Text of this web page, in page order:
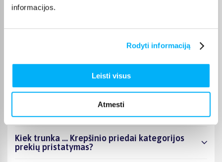
informacijos.
Rodyti informaciją
Leisti visus
Atmesti
Kokie ... Krepšinio priedai kategorijoje esantys
produktai šiuo metu populiariausi?
Kiek prekių yra ... Krepšinio priedai kategorijos
Ar BIGBOX.LT galima rasti akcijų ... Krepšinio
priedai kategorijoje?
Kiek trunka ... Krepšinio priedai kategorijos
prekių pristatymas?